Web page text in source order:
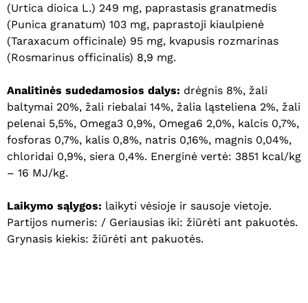
(Urtica dioica L.) 249 mg, paprastasis granatmedis
(Punica granatum) 103 mg, paprastoji kiaulpienė
(Taraxacum officinale) 95 mg, kvapusis rozmarinas
(Rosmarinus officinalis) 8,9 mg.
Analitinės sudedamosios dalys: drėgnis 8%, žali
baltymai 20%, žali riebalai 14%, žalia ląsteliena 2%, žali
pelenai 5,5%, Omega3 0,9%, Omega6 2,0%, kalcis 0,7%,
fosforas 0,7%, kalis 0,8%, natris 0,16%, magnis 0,04%,
chloridai 0,9%, siera 0,4%. Energinė vertė: 3851 kcal/kg
– 16 MJ/kg.
Laikymo sąlygos: laikyti vėsioje ir sausoje vietoje.
Partijos numeris: / Geriausias iki: žiūrėti ant pakuotės.
Grynasis kiekis: žiūrėti ant pakuotės.